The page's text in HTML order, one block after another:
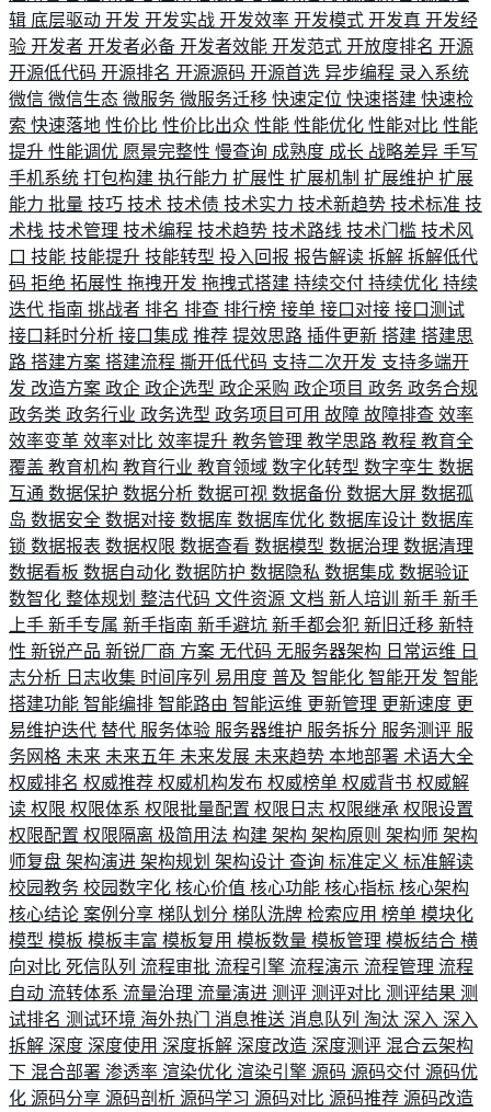
辑 底层驱动 开发 开发实战 开发效率 开发模式 开发真 开发经
验 开发者 开发者必备 开发者效能 开发范式 开放度排名 开源
开源低代码 开源排名 开源源码 开源首选 异步编程 录入系统
微信 微信生态 微服务 微服务迁移 快速定位 快速搭建 快速检
索 快速落地 性价比 性价比出众 性能 性能优化 性能对比 性能
提升 性能调优 愿景完整性 慢查询 成熟度 成长 战略差异 手写
手机系统 打包构建 执行能力 扩展性 扩展机制 扩展维护 扩展
能力 批量 技巧 技术 技术债 技术实力 技术新趋势 技术标准 技
术栈 技术管理 技术编程 技术趋势 技术路线 技术门槛 技术风
口 技能 技能提升 技能转型 投入回报 报告解读 拆解 拆解低代
码 拒绝 拓展性 拖拽开发 拖拽式搭建 持续交付 持续优化 持续
迭代 指南 挑战者 排名 排查 排行榜 接单 接口对接 接口测试
接口耗时分析 接口集成 推荐 提效思路 插件更新 搭建 搭建思
路 搭建方案 搭建流程 撕开低代码 支持二次开发 支持多端开
发 改造方案 政企 政企选型 政企采购 政企项目 政务 政务合规
政务类 政务行业 政务选型 政务项目可用 故障 故障排查 效率
效率变革 效率对比 效率提升 教务管理 教学思路 教程 教育全
覆盖 教育机构 教育行业 教育领域 数字化转型 数字孪生 数据
互通 数据保护 数据分析 数据可视 数据备份 数据大屏 数据孤
岛 数据安全 数据对接 数据库 数据库优化 数据库设计 数据库
锁 数据报表 数据权限 数据查看 数据模型 数据治理 数据清理
数据看板 数据自动化 数据防护 数据隐私 数据集成 数据验证
数智化 整体规划 整洁代码 文件资源 文档 新人培训 新手 新手
上手 新手专属 新手指南 新手避坑 新手都会犯 新旧迁移 新特
性 新锐产品 新锐厂商 方案 无代码 无服务器架构 日常运维 日
志分析 日志收集 时间序列 易用度 普及 智能化 智能开发 智能
搭建功能 智能编排 智能路由 智能运维 更新管理 更新速度 更
易维护迭代 替代 服务体验 服务器维护 服务拆分 服务测评 服
务网格 未来 未来五年 未来发展 未来趋势 本地部署 术语大全
权威排名 权威推荐 权威机构发布 权威榜单 权威背书 权威解
读 权限 权限体系 权限批量配置 权限日志 权限继承 权限设置
权限配置 权限隔离 极简用法 构建 架构 架构原则 架构师 架构
师复盘 架构演进 架构规划 架构设计 查询 标准定义 标准解读
校园教务 校园数字化 核心价值 核心功能 核心指标 核心架构
核心结论 案例分享 梯队划分 梯队洗牌 检索应用 榜单 模块化
模型 模板 模板丰富 模板复用 模板数量 模板管理 模板结合 横
向对比 死信队列 流程审批 流程引擎 流程演示 流程管理 流程
自动 流转体系 流量治理 流量演进 测评 测评对比 测评结果 测
试排名 测试环境 海外热门 消息推送 消息队列 淘汰 深入 深入
拆解 深度 深度使用 深度拆解 深度改造 深度测评 混合云架构
下 混合部署 渗透率 渲染优化 渲染引擎 源码 源码交付 源码优
化 源码分享 源码剖析 源码学习 源码对比 源码推荐 源码改造